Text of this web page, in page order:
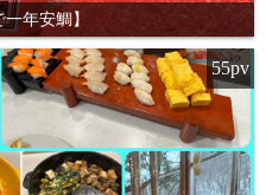
年安鯛】
55pv